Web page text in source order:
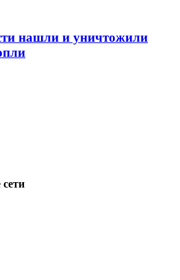
нашли и уничтожили